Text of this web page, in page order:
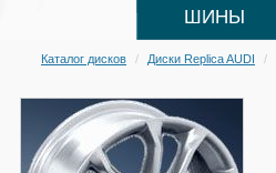
ШИНЫ
Каталог дисков Диски Replica AUDI